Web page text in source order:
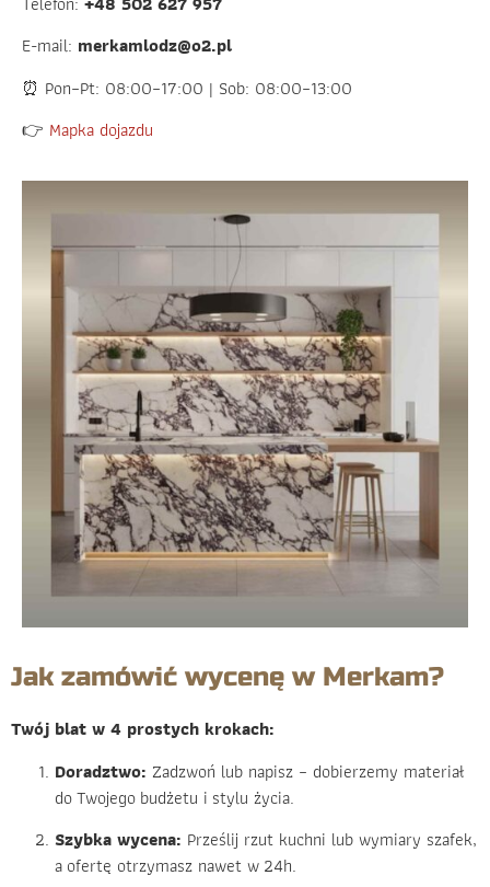
E-mail: merkamlodz@o2.pl
⏰ Pon–Pt: 08:00–17:00 | Sob: 08:00–13:00
👉 Mapka dojazdu
Jak zamówić wycenę w Merkam?
Twój blat w 4 prostych krokach:
Doradztwo: Zadzwoń lub napisz – dobierzemy materiał
do Twojego budżetu i stylu życia.
Szybka wycena: Prześlij rzut kuchni lub wymiary szafek,
a ofertę otrzymasz nawet w 24h.